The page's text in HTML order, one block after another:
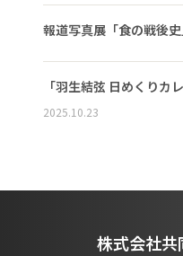
報道写真展「食の戦後
「羽生結弦 日めくりカ
2025.10.23
株式会社共